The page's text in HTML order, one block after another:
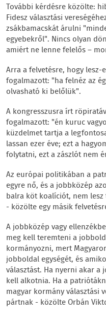
További kérdésre közölte:
Fidesz választási
zsákbamacskát árulni
egyebekről". Nincs olyan
amiért ne lenne felelős –
Arra a felvetésre, hogy
fogalmazott: "ha felnéz az
olvasható ki belőlük".
A kongresszusra írt
fogalmazott: "én kuruc
küzdelmet tartja a
lassan ezer éve; ezt a
folytatni, ezt a zászlót nem
Az európai politikában a
egyre nő, és a jobbközép
balra köt koalíciót, nem
- közölte egy másik
A jobbközép vagy
meg kell teremteni a
kormányozni, mert
jobboldal egységét, és
választást. Ha nyerni akar
kell alkotnia. Ha a
magyar kormány választási
pártnak - közölte Orbán